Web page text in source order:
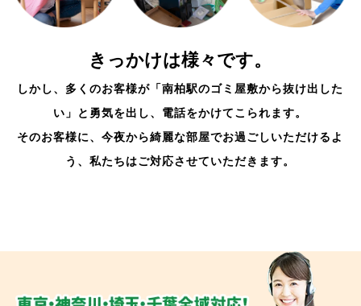
きっかけは様々です。
しかし、多くのお客様が「南柏駅のゴミ屋敷から抜け出した
い」と勇気を出し、電話をかけてこられます。
そのお客様に、今夜から綺麗な部屋でお過ごしいただけるよ
う、私たちはご対応させていただきます。